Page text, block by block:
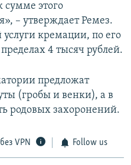
этого
– утверждает Ремез.
кремации, по его
пределах 4 тысяч рублей.
предложат
(гробы и венки), а в
родовых захоронений.
VPN Follow us